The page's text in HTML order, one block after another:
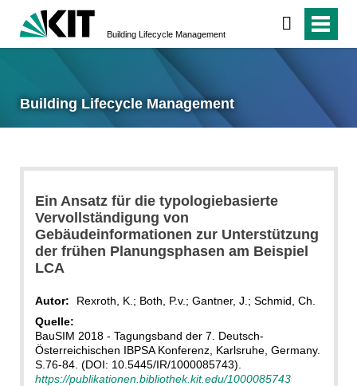
Building Lifecycle Management
Building Lifecycle Management
Ein Ansatz für die typologiebasierte
Vervollständigung von
Gebäudeinformationen zur Unterstützung
der frühen Planungsphasen am Beispiel
LCA
Autor:
Rexroth, K.; Both, P.v.; Gantner, J.; Schmid, Ch.
Quelle:
BauSIM 2018 - Tagungsband der 7. Deutsch-
Österreichischen IBPSA Konferenz, Karlsruhe, Germany.
S.76-84. (DOI: 10.5445/IR/1000085743).
https://publikationen.bibliothek.kit.edu/1000085743